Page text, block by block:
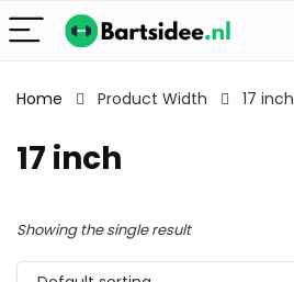
Home Product Width 17 inch
17 inch
Showing the single result